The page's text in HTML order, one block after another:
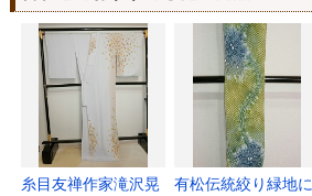
糸目友禅作家滝沢晃
有松伝統絞り緑地に